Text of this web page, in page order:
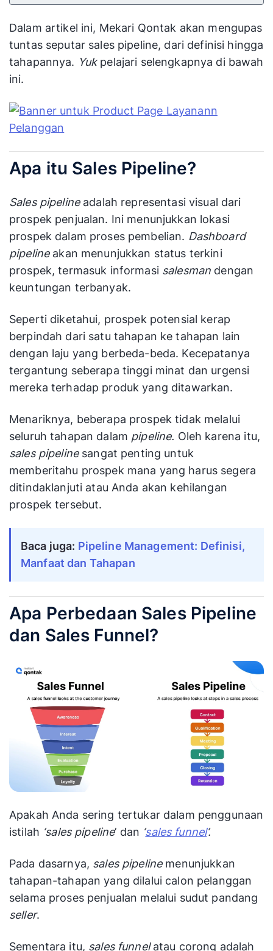
Dalam artikel ini, Mekari Qontak akan mengupas
tuntas seputar sales pipeline, dari definisi hingga
tahapannya. Yukpelajari selengkapnya di bawah
ini.
Apa itu Sales Pipeline?
Sales pipelineadalah representasi visual dari
prospek penjualan. Ini menunjukkan lokasi
prospek dalam proses pembelian. Dashboard
pipelineakan menunjukkan status terkini
prospek, termasuk informasi salesman dengan
keuntungan terbanyak.
Seperti diketahui, prospek potensial kerap
berpindah dari satu tahapan ke tahapan lain
dengan laju yang berbeda-beda. Kecepatanya
tergantung seberapa tinggi minat dan urgensi
mereka terhadap produk yang ditawarkan.
Menariknya, beberapa prospek tidak melalui
seluruh tahapan dalam pipeline. Oleh karena itu,
sales pipeline sangat penting untuk
memberitahu prospek mana yang harus segera
ditindaklanjuti atau Anda akan kehilangan
prospek tersebut.
Baca juga: Pipeline Management: Definisi,
Manfaat dan Tahapan
Apa Perbedaan Sales Pipeline
dan Sales Funnel?
Apakah Anda sering tertukar dalam penggunaan
istilah ‘sales pipeline’ dan ‘sales funnel‘.
Pada dasarnya, sales pipelinemenunjukkan
tahapan-tahapan yang dilalui calon pelanggan
selama proses penjualan melalui sudut pandang
seller.
Sementara itu, sales funnelatau corong adalah